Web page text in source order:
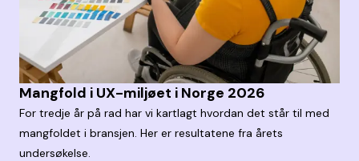
Mangfold i UX-miljøet i Norge 2026
For tredje år på rad har vi kartlagt hvordan det står til med
mangfoldet i bransjen. Her er resultatene fra årets
undersøkelse.